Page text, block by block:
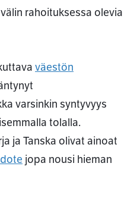
rahoituksessa olevia
väestön
varsinkin syntyvyys
tolalla.
ja Tanska olivat ainoat
jopa nousi hieman